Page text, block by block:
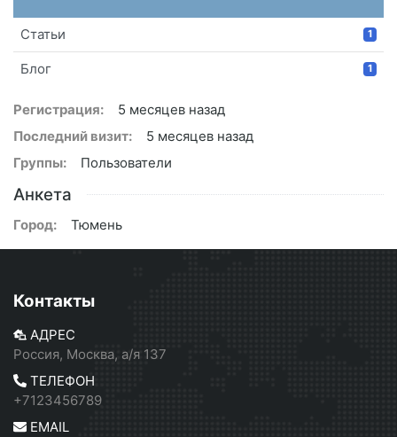
Статьи 1
Блог 1
Регистрация:
5 месяцев назад
Последний визит:
5 месяцев назад
Группы:
Пользователи
Анкета
Город: Тюмень
Контакты
АДРЕС
Россия, Москва, а/я 137
ТЕЛЕФОН
+7123456789
EMAIL